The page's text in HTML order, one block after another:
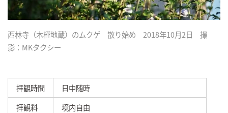
西林寺（木槿地蔵）のムクゲ 散り始め 2018年10月2日 撮
影：MKタクシー
拝観時間
日中随時
拝観料
境内自由